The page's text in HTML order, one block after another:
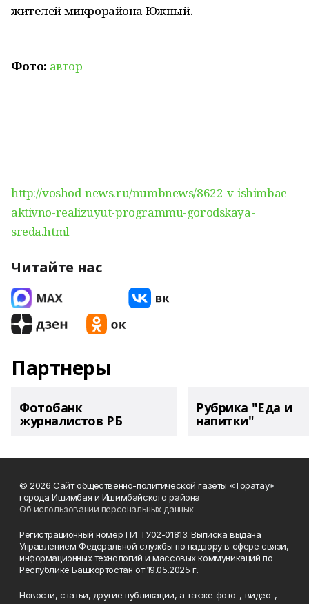
жителей микрорайона Южный.
Фото: автор
http://voshod-news.ru/numbnews/8622-v-ishimbae-
aktivno-realizuyut-programmu-gorodskaya-
sreda.html
Читайте нас
Партнеры
Фотобанк
журналистов РБ
Рубрика "Еда и
напитки"
© 2026 Сайт общественно-политической газеты «Торатау»
города Ишимбая и Ишимбайского района
Об использовании персональных данных
Регистрационный номер ПИ ТУ02-01813. Выписка выдана
Управлением Федеральной службы по надзору в сфере связи,
информационных технологий и массовых коммуникаций по
Республике Башкортостан от 19.05.2025 г.
Новости, статьи, другие публикации, а также фото-, видео-,